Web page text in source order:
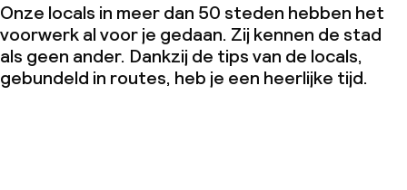
Onze locals in meer dan 50 steden hebben het
voorwerk al voor je gedaan. Zij kennen de stad
als geen ander. Dankzij de tips van de locals,
gebundeld in routes, heb je een heerlijke tijd.